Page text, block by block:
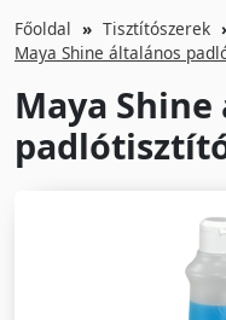
Főoldal Tisztítószerek
Maya Shine általános
Maya